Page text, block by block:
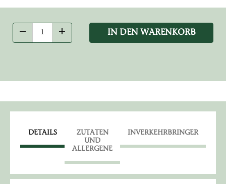
ANZAHL VERRINGERNANZAHL ERHÖHEN
IN DEN WARENKORB
DETAILS
ZUTATEN
UND
ALLERGENE
INVERKEHRBRINGER